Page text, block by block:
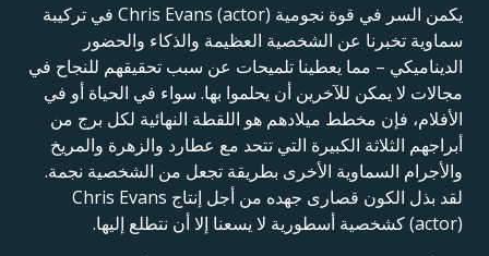
يكمن السر في قوة نجومية Chris Evans (actor) في تركيبة
سماوية تخبرنا عن الشخصية العظيمة والذكاء والحضور
الديناميكي – مما يعطينا تلميحات عن سبب تحقيقهم للنجاح في
مجالات لا يمكن للآخرين أن يحلموا بها. سواء في الحياة أو في
الأفلام، فإن مخطط ميلادهم هو اللقطة النهائية لكل برج من
أبراجهم الثلاثة الكبيرة التي تتحد مع عطارد والزهرة والمريخ
والأجرام السماوية الأخرى بطريقة تجعل من الشخصية نجمة.
لقد بذل الكون قصارى جهده من أجل إنتاج Chris Evans
(actor) كشخصية أسطورية لا يسعنا إلا أن نتطلع إليها.